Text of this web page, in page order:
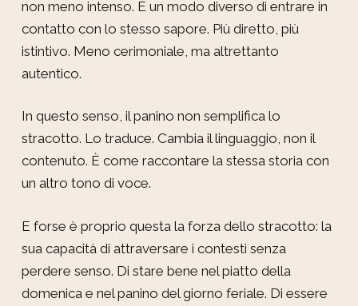
non meno intenso. È un modo diverso di entrare in
contatto con lo stesso sapore. Più diretto, più
istintivo. Meno cerimoniale, ma altrettanto
autentico.
In questo senso, il panino non semplifica lo
stracotto. Lo traduce. Cambia il linguaggio, non il
contenuto. È come raccontare la stessa storia con
un altro tono di voce.
E forse è proprio questa la forza dello stracotto: la
sua capacità di attraversare i contesti senza
perdere senso. Di stare bene nel piatto della
domenica e nel panino del giorno feriale. Di essere